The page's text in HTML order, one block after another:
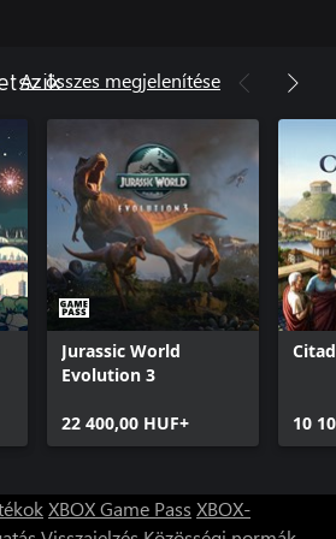
Az összes megjelenítése
Jurassic World
Evolution 3
22 400,00 HUF+ 10
XBOX Game Pass XBOX-